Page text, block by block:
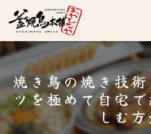
焼き鳥の焼き技
ツを極めて自宅
しむ